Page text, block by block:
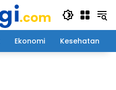
Ekonomi Kesehatan